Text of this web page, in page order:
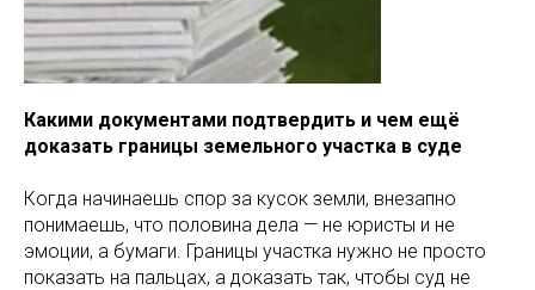
Какими документами подтвердить и чем ещё
доказать границы земельного участка в суде
Когда начинаешь спор за кусок земли, внезапно
понимаешь, что половина дела — не юристы и не
эмоции, а бумаги. Границы участка нужно не просто
показать на пальцах, а доказать так, чтобы суд не